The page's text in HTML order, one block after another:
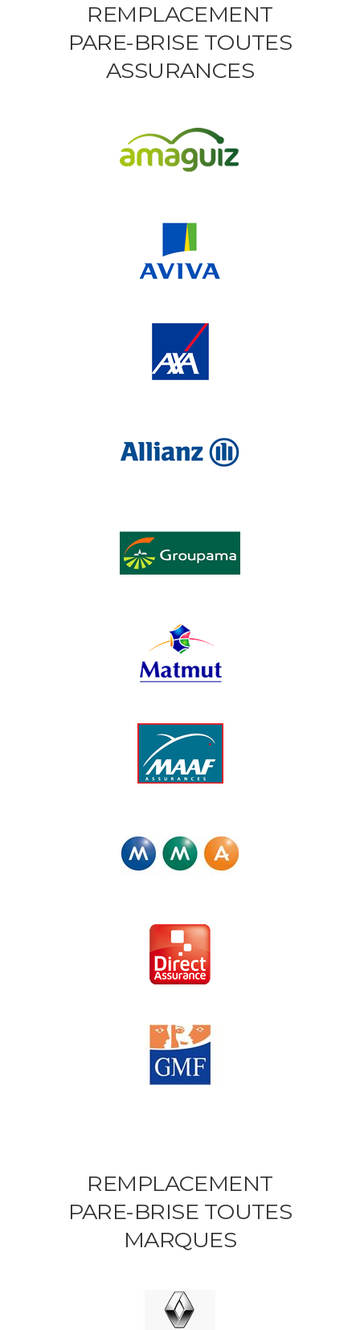
REMPLACEMENT
PARE-BRISE TOUTES
ASSURANCES
REMPLACEMENT
PARE-BRISE TOUTES
MARQUES